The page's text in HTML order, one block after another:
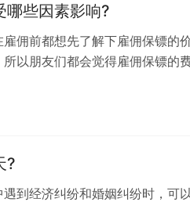
哪些因素影响?
佣前都想先了解下雇佣保镖的
以朋友们都会觉得雇佣保镖的
?
到经济纠纷和婚姻纠纷时，可